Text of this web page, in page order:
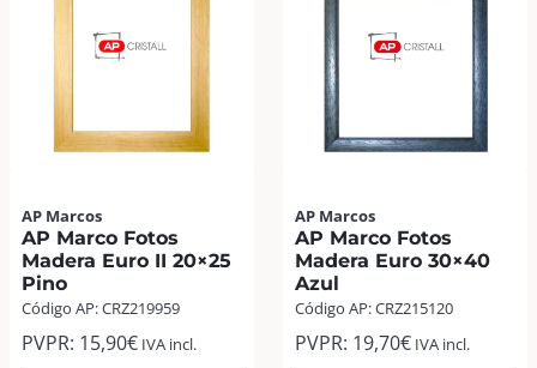
AP Marcos
AP Marco Fotos
Madera Euro II 20×25
Pino
Código AP: CRZ219959
PVPR: 15,90€ IVA incl.
AP Marcos
AP Marco Fotos
Madera Euro 30×40
Azul
Código AP: CRZ215120
PVPR: 19,70€ IVA incl.